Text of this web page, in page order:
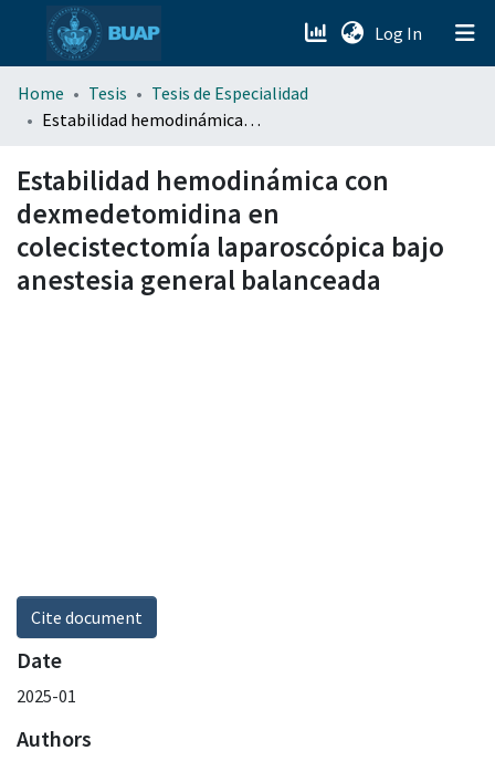
Log In (current)
menu.section.about_menu
Home Tesis
Tesis de Especialidad
Estabilidad hemodinámica con dexmedetomidina en colecistectomía laparoscópica bajo anestesia general balanceada
Estabilidad hemodinámica con
dexmedetomidina en
colecistectomía laparoscópica bajo
anestesia general balanceada
Cite document
Date
2025-01
Authors